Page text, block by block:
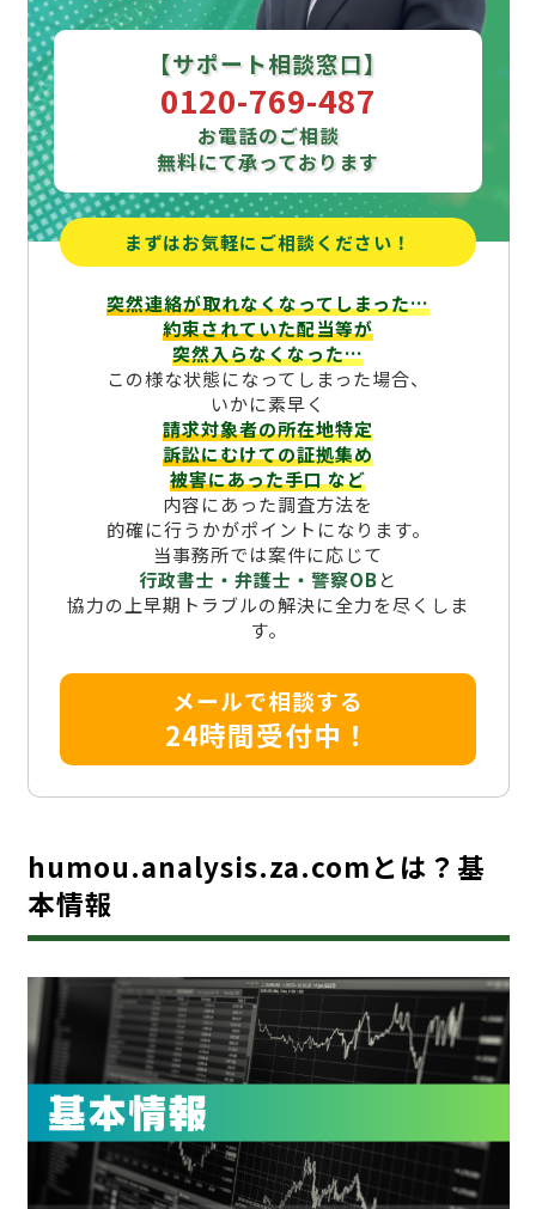
【サポート相談窓口】
0120-769-487
お電話のご相談
無料にて承っております
まずはお気軽にご相談ください！
突然連絡が取れなくなってしまった…
約束されていた配当等が
突然入らなくなった…
この様な状態になってしまった場合、
いかに素早く
請求対象者の所在地特定
訴訟にむけての証拠集め
被害にあった手口など
内容にあった調査方法を
的確に行うかがポイントになります。
当事務所では案件に応じて
行政書士・弁護士・警察OBと
協力の上早期トラブルの解決に全力を尽くしま
す。
メールで相談する
24時間受付中！
humou.analysis.za.comとは？基
本情報